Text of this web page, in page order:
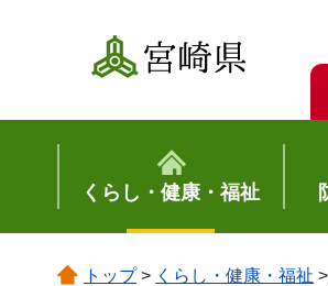
宮崎県
くらし・健康・福祉
トップ> くらし・健康・福祉 >